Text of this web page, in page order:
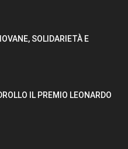
SOLIDARIETÀ E
IL PREMIO LEONARDO